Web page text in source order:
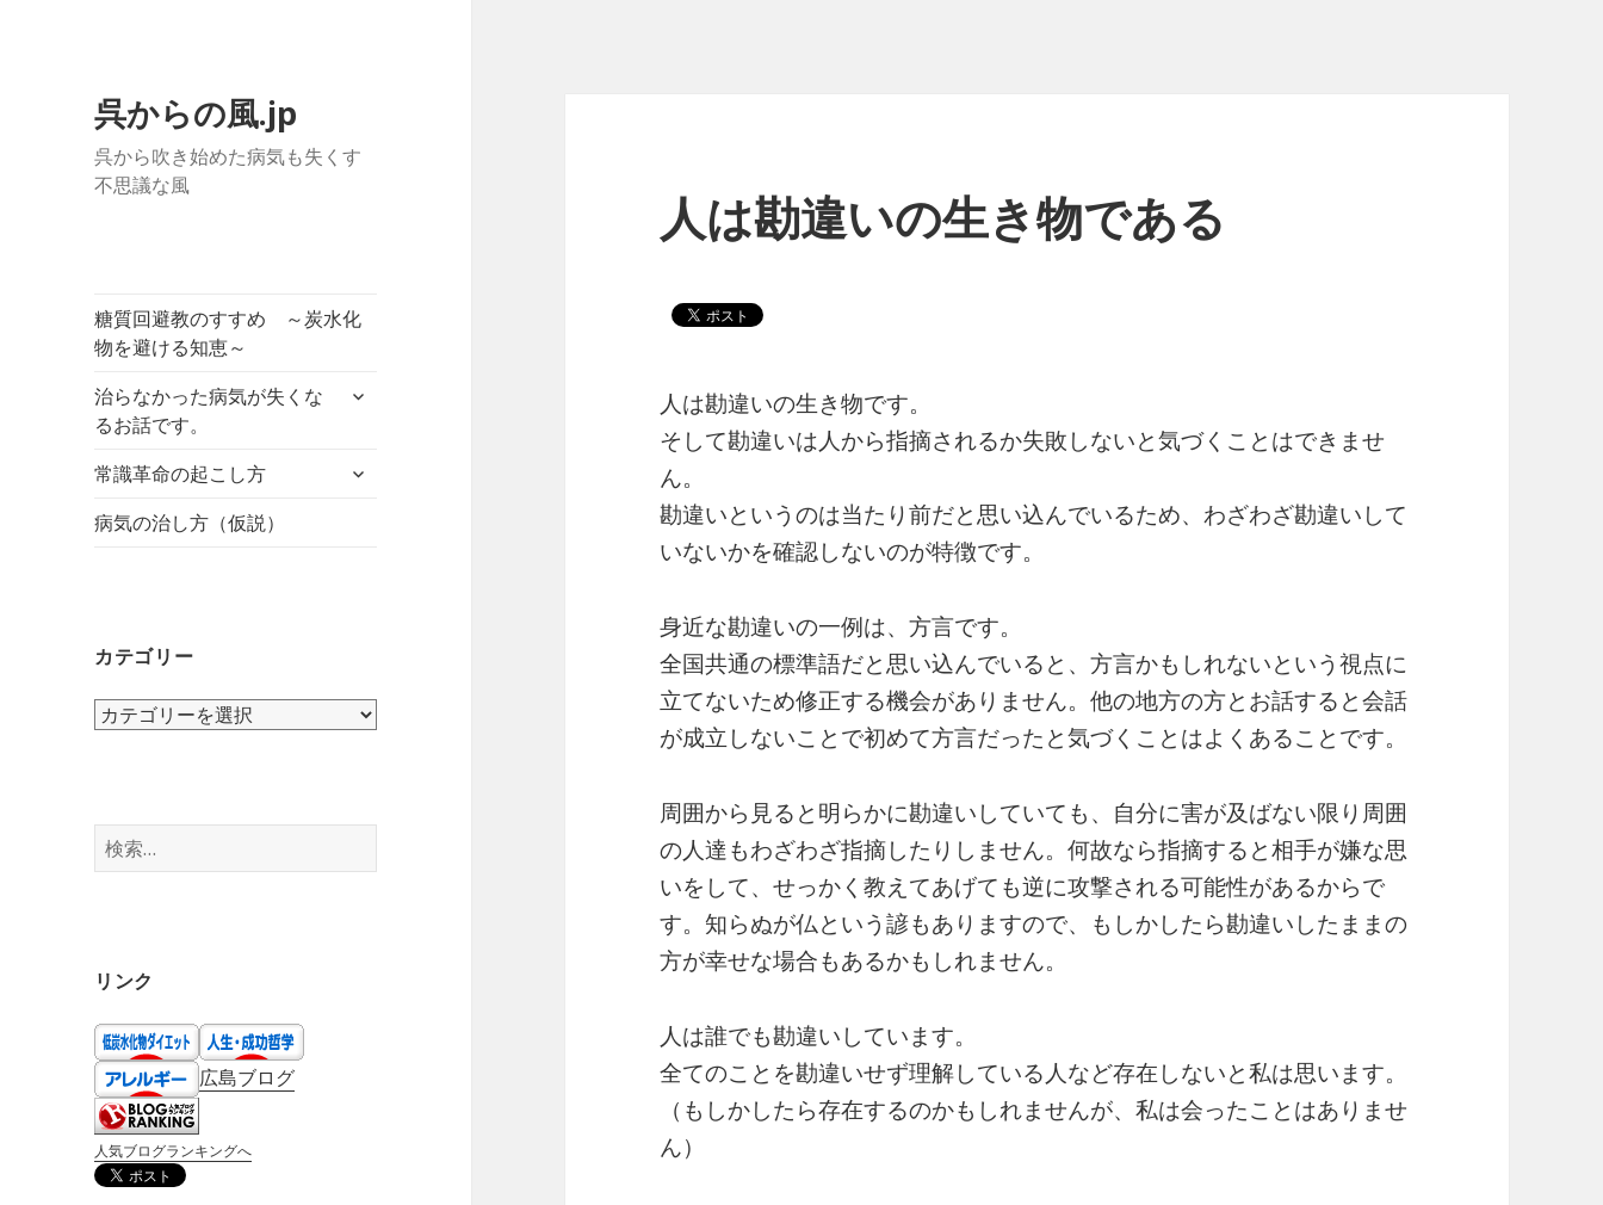
呉からの風.jp
呉から吹き始めた病気も失くす
不思議な風
糖質回避教のすすめ ～炭水化
物を避ける知恵～
治らなかった病気が失くな
るお話です。
サ
ニ
常識革命の起こし方
サ
病気の治し方（仮説）
カテゴリー
カ
ー
検
索:
リンク
広島ブログ
人気ブログランキングへ
人は勘違いの生き物である
人は勘違いの生き物です。
そして勘違いは人から指摘されるか失敗しないと気づくことはできませ
ん。
勘違いというのは当たり前だと思い込んでいるため、わざわざ勘違いして
いないかを確認しないのが特徴です。
身近な勘違いの一例は、方言です。
全国共通の標準語だと思い込んでいると、方言かもしれないという視点に
立てないため修正する機会がありません。他の地方の方とお話すると会話
が成立しないことで初めて方言だったと気づくことはよくあることです。
周囲から見ると明らかに勘違いしていても、自分に害が及ばない限り周囲
の人達もわざわざ指摘したりしません。何故なら指摘すると相手が嫌な思
いをして、せっかく教えてあげても逆に攻撃される可能性があるからで
す。知らぬが仏という諺もありますので、もしかしたら勘違いしたままの
方が幸せな場合もあるかもしれません。
人は誰でも勘違いしています。
全てのことを勘違いせず理解している人など存在しないと私は思います。
（もしかしたら存在するのかもしれませんが、私は会ったことはありませ
ん）